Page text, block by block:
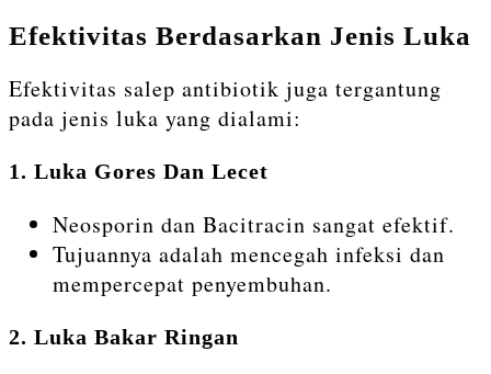
Efektivitas Berdasarkan Jenis Luka
Efektivitas salep antibiotik juga tergantung
pada jenis luka yang dialami:
1. Luka Gores Dan Lecet
Neosporin dan Bacitracin sangat efektif.
Tujuannya adalah mencegah infeksi dan
mempercepat penyembuhan.
2. Luka Bakar Ringan